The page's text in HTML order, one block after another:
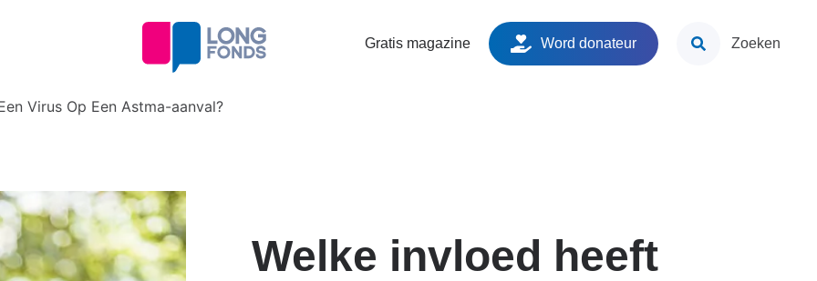
Gratis magazine Word donateur Zoeken
Virus Op Een Astma-aanval?
Welke invloed heeft